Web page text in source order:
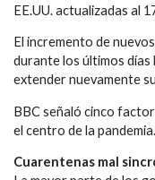
EE.UU. actualizadas al
El incremento de
durante los últimos días
extender nuevamente
BBC señaló cinco
el centro de la pandemia.
Cuarentenas mal